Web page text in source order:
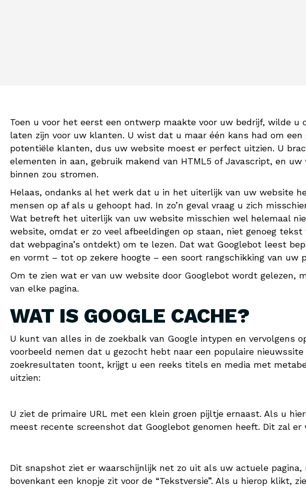
Toen u voor het eerst een ontwerp maakte voor uw bedrijf, wilde u
laten zijn voor uw klanten. U wist dat u maar één kans had om
potentiële klanten, dus uw website moest er perfect uitzien. U
elementen in aan, gebruik makend van HTML5 of Javascript, en
binnen zou stromen.
Helaas, ondanks al het werk dat u in het uiterlijk van uw website
mensen op af als u gehoopt had. In zo’n geval vraag u zich
Wat betreft het uiterlijk van uw website misschien wel helemaal
website, omdat er zo veel afbeeldingen op staan, niet genoeg tekst
dat webpagina’s ontdekt) om te lezen. Dat wat Googlebot leest
en vormt – tot op zekere hoogte – een soort rangschikking van uw
Om te zien wat er van uw website door Googlebot wordt gelezen,
van elke pagina.
WAT IS GOOGLE CACHE?
U kunt van alles in de zoekbalk van Google intypen en vervolgens
voorbeeld nemen dat u gezocht hebt naar een populaire
zoekresultaten toont, krijgt u een reeks titels en media met
uitzien:
U ziet de primaire URL met een klein groen pijltje ernaast. Als u
meest recente screenshot dat Googlebot genomen heeft. Dit zal er
Dit snapshot ziet er waarschijnlijk net zo uit als uw actuele
bovenkant een knopje zit voor de “Tekstversie”. Als u hierop klikt,